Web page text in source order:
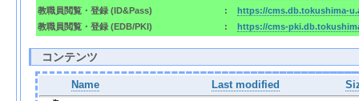
教職員閲覧・登録 (ID&Pass)
:
https://cms.db.tokushima-
教職員閲覧・登録 (EDB/PKI)
: https://cms-
コンテンツ
Name Last modified